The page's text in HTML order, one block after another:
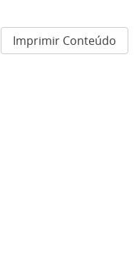
Imprimir Conteúdo